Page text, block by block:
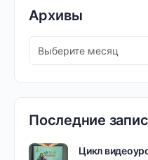
Архивы
Последние
Цикл